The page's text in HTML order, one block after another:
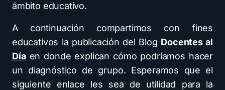
ámbito educativo.
A continuación compartimos con fines
educativos la publicación del Blog Docentes al
Díaen donde explican cómo podríamos hacer
un diagnóstico de grupo. Esperamos que el
siguiente enlace les sea de utilidad para la